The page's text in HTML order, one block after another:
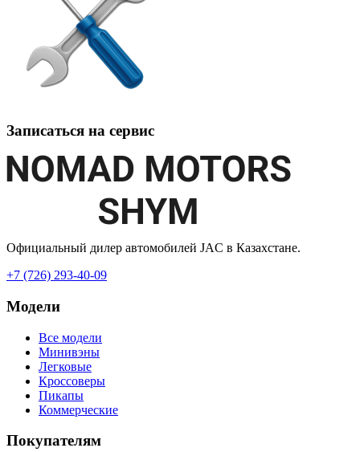
Записаться на сервис
Официальный дилер автомобилей JAC в Казахстане.
+7 (726) 293-40-09
Модели
Все модели
Минивэны
Легковые
Кроссоверы
Пикапы
Коммерческие
Покупателям